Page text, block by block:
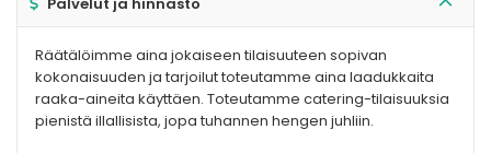
Palvelut ja hinnasto
Räätälöimme aina jokaiseen tilaisuuteen sopivan
kokonaisuuden ja tarjoilut toteutamme aina laadukkaita
raaka-aineita käyttäen. Toteutamme catering-tilaisuuksia
pienistä illallisista, jopa tuhannen hengen juhliin.